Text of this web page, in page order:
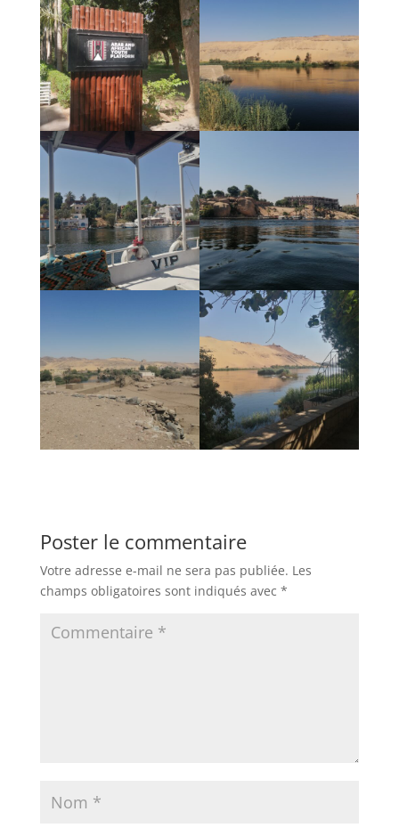
Poster le commentaire
Votre adresse e-mail ne sera pas publiée. Les
champs obligatoires sont indiqués avec *